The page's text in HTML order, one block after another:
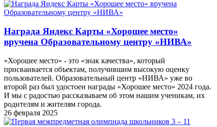
Награда Яндекс Карты «Хорошее место»
вручена Образовательному центру «НИВА»
«Хорошее место» - это «знак качества», который
присваивается объектам, получившим высокую оценку
пользователей. Образовательный центр «НИВА» уже во
второй раз был удостоен награды «Хорошее место» 2024 года.
И мы с радостью рассказываем об этом нашим ученикам, их
родителям и жителям города.
26 февраля 2025